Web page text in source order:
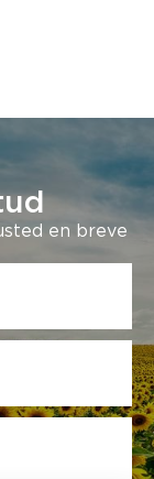
en breve